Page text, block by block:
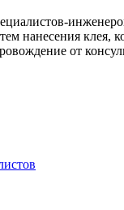
нанесения
от